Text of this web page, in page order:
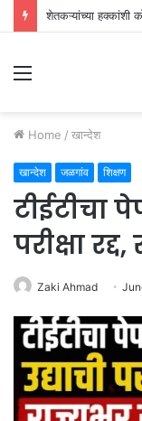
Menu
Home / खान्देश
खान्देश जळगांव शिक्षण
टीईटीचा
परीक्षा
Zaki Ahmad